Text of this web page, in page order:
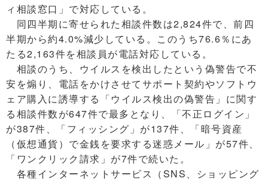
ィ相談窓口」で対応している。
同四半期に寄せられた相談件数は2,824件で、前四
半期から約4.0%減少している。このうち76.6％にあ
たる2,163件を相談員が電話対応している。
相談のうち、ウイルスを検出したという偽警告で不
安を煽り、電話をかけさせてサポート契約やソフトウ
ェア購入に誘導する「ウイルス検出の偽警告」に関す
る相談件数が647件で最多となり、「不正ログイン」
が387件、「フィッシング」が137件、「暗号資産
（仮想通貨）で金銭を要求する迷惑メール」が57件、
「ワンクリック請求」が7件で続いた。
各種インターネットサービス（SNS、ショッピング